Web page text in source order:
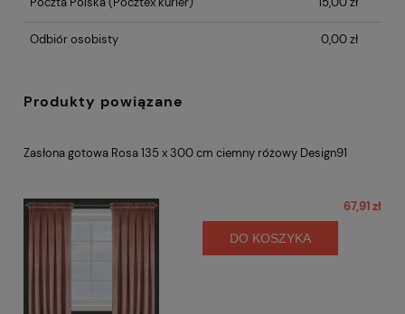
Odbiór osobisty 0,00 zł
Produkty powiązane
Zasłona gotowa Rosa 135 x 300 cm ciemny różowy Design91
67,91 zł
DO KOSZYKA